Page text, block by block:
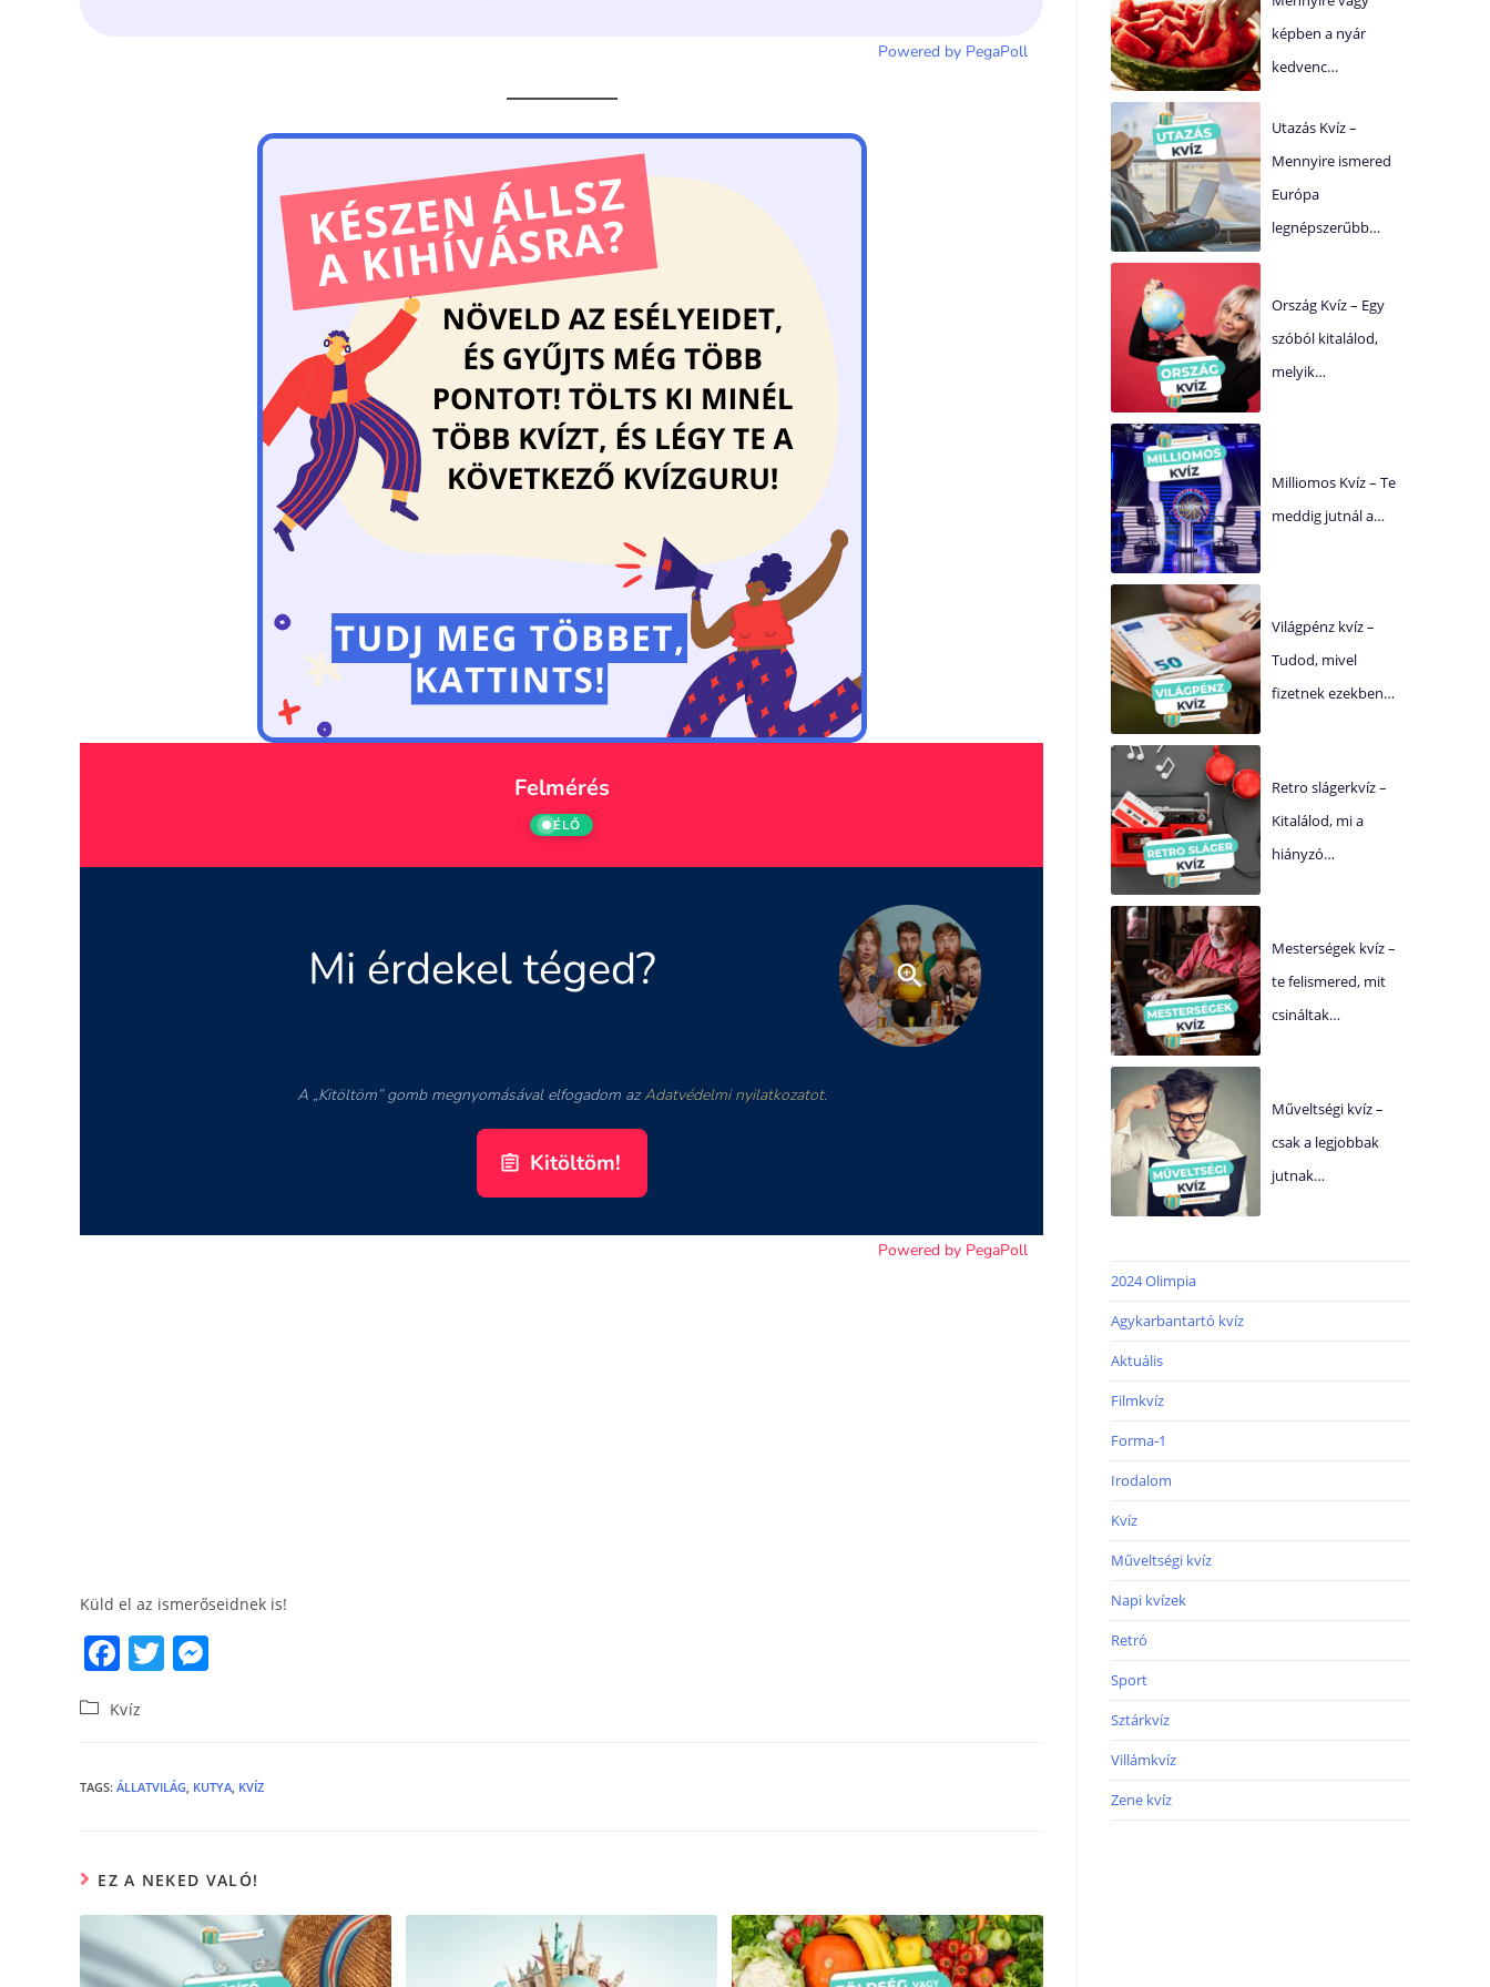
Küld el az ismerőseidnek is!
F
c
b
o
k
T
n
er
Kvíz
TAGS: ÁLLATVILÁG, KUTYA, KVÍZ
EZ A NEKED VALÓ!
képben a nyár
kedvenc…
Utazás Kvíz –
Mennyire ismered
Európa
legnépszerűbb…
Ország Kvíz – Egy
szóból kitalálod,
melyik…
Milliomos Kvíz – Te
meddig jutnál a…
Világpénz kvíz –
Tudod, mivel
fizetnek ezekben…
Retro slágerkvíz –
Kitalálod, mi a
hiányzó…
Mesterségek kvíz –
te felismered, mit
csináltak…
Műveltségi kvíz –
csak a legjobbak
jutnak…
2024 Olimpia
Agykarbantartó kvíz
Aktuális
Filmkvíz
Forma-1
Irodalom
Kvíz
Műveltségi kvíz
Napi kvízek
Retró
Sport
Sztárkvíz
Villámkvíz
Zene kvíz